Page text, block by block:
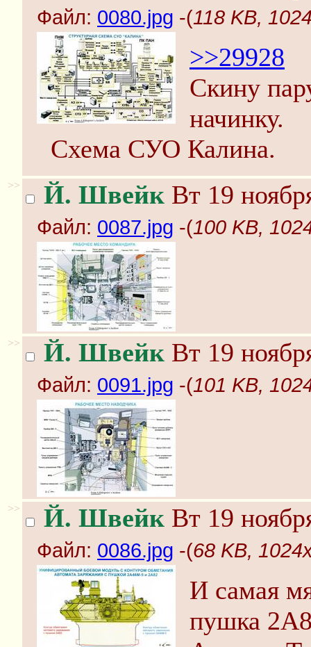
Файл: 0080.jpg -(118 KB,
>>29928
Скину
начинку.
Схема СУО Калина.
>> Й. Швейк Вт 19
Файл: 0087.jpg -(100 KB,
>> Й. Швейк Вт 19
Файл: 0091.jpg -(101 KB,
>> Й. Швейк Вт 19
Файл: 0086.jpg -(68 KB,
И самая
пушка